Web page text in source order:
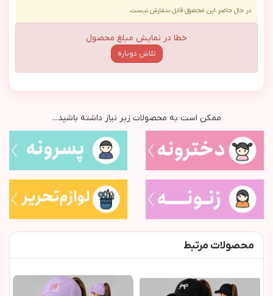
در حال حاضر این محصول قابل سفارش نیست.
خطا در نمایش مبلغ محصول
تلاش دوباره
ممکن است به محصولات زیر نیاز داشته باشید...
محصولات مرتبط